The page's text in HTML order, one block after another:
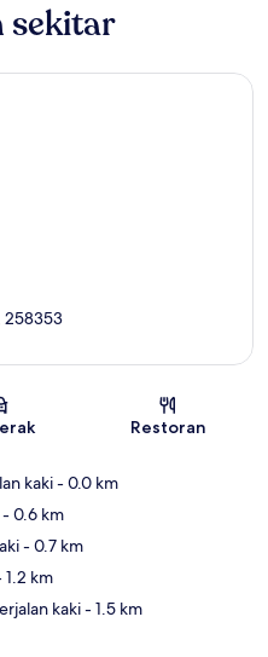
sekitar
258353
Restoran
kaki- 0.0 km
- 0.6 km
- 0.7 km
1.2 km
kaki- 1.5 km